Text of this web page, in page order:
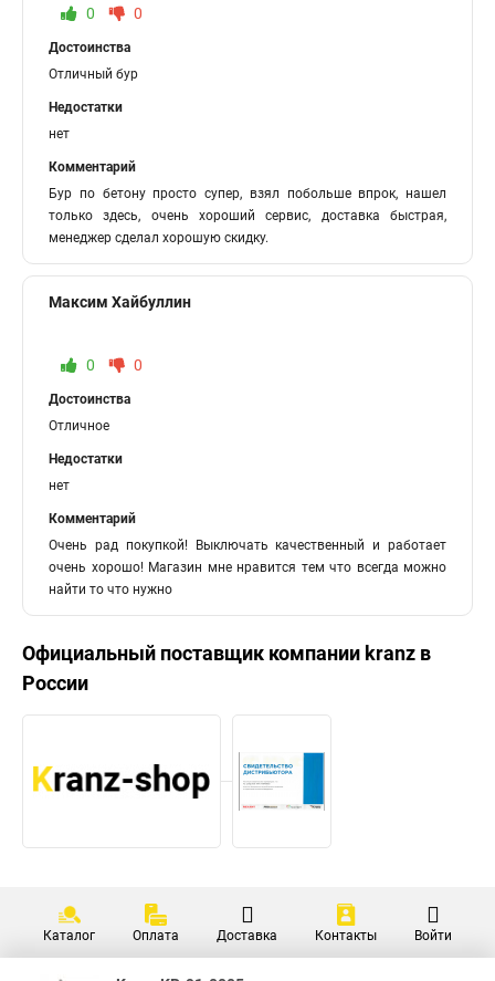
0 0
Достоинства
Отличный бур
Недостатки
нет
Комментарий
Бур по бетону просто супер, взял побольше впрок, нашел
только здесь, очень хороший сервис, доставка быстрая,
менеджер сделал хорошую скидку.
Максим Хайбуллин
0 0
Достоинства
Отличное
Недостатки
нет
Комментарий
Очень рад покупкой! Выключать качественный и работает
очень хорошо! Магазин мне нравится тем что всегда можно
найти то что нужно
Официальный поставщик компании kranz в
России
Каталог Оплата Доставка Контакты Войти